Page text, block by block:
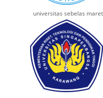
universitas sebelas maret